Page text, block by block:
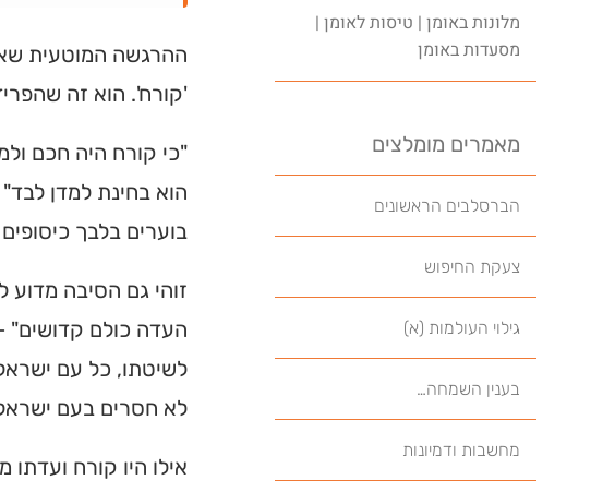
מלונות באומן | טיסות לאומן |
מסעדות באומן
מאמרים מומלצים
הברסלבים הראשונים
צעקת החיפוש
גילוי העולמות (א)
בענין השמחה…
מחשבות ודמיונות
ההרגשה המוטעית
'קורח'. הוא זה
"כי קורח היה חכם
הוא בחינת למדן
בוערים בלבך
זוהי גם הסיבה
העדה כולם קדושים"
לשיטתו, כל עם
לא חסרים בעם
אילו היו קורח